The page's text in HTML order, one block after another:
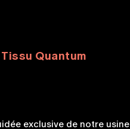
Tissu Quantum
exclusive de notre usine